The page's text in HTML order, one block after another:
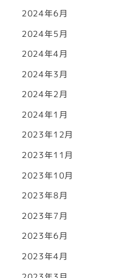
2024年6月
2024年5月
2024年4月
2024年3月
2024年2月
2024年1月
2023年12月
2023年11月
2023年10月
2023年8月
2023年7月
2023年6月
2023年4月